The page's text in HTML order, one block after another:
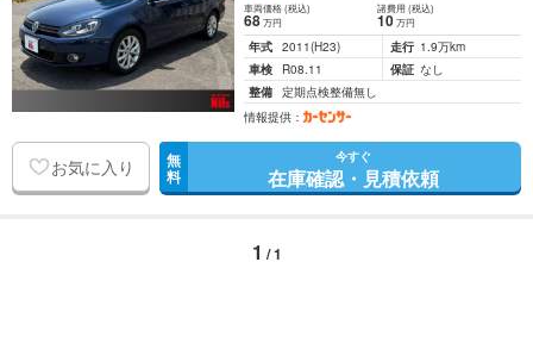
車両価格(税込)
68万円
諸費用 (税込)
10 万円
年式 2011(H23) 走行 1.9万km
車検
R08.11 保証 なし
整備 定期点検整備無し
情報提供：
お気に入り 無
料
今すぐ
在庫確認・見積依頼
1 / 1